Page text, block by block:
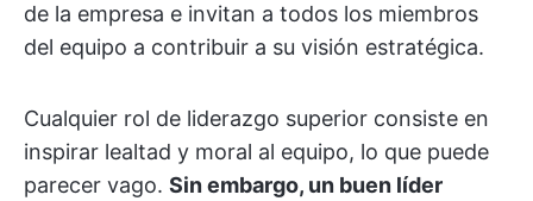
de la empresa e invitan a todos los miembros
del equipo a contribuir a su visión estratégica.
Cualquier rol de liderazgo superior consiste en
inspirar lealtad y moral al equipo, lo que puede
parecer vago. Sin embargo, un buen líder